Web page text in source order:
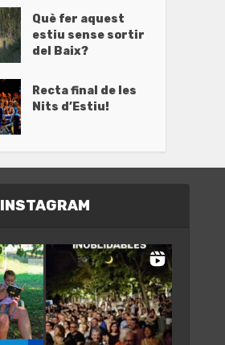
Què fer aquest
estiu sense sortir
del Baix?
Recta final de les
Nits d’Estiu!
INSTAGRAM